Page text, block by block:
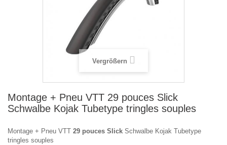
Vergrößern
Montage + Pneu VTT 29 pouces Slick
Schwalbe Kojak Tubetype tringles souples
Montage + Pneu VTT 29 pouces Slick Schwalbe Kojak Tubetype
tringles souples